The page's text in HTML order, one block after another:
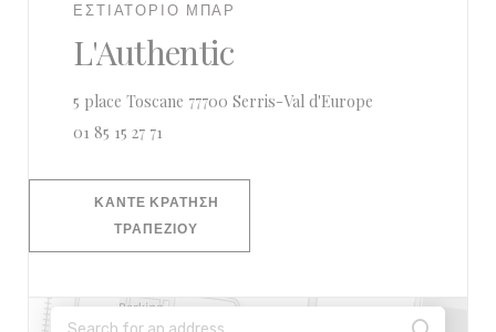
ΕΣΤΙΑΤΟΡΙΟ ΜΠΑΡ
L'Authentic
5 place Toscane 77700 Serris-Val d'Europe
01 85 15 27 71
ΚΆΝΤΕ ΚΡΆΤΗΣΗ
ΤΡΑΠΕΖΙΟΎ